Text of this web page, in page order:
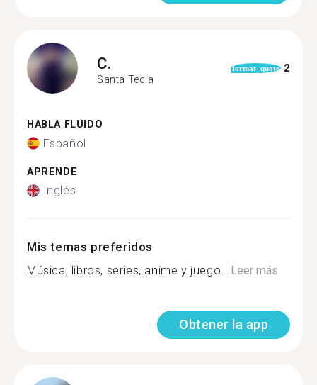
C.
Santa Tecla
format_quote 2
HABLA FLUIDO
Español
APRENDE
Inglés
Mis temas preferidos
Música, libros, series, anime y juego...Leer más
Obtener la app